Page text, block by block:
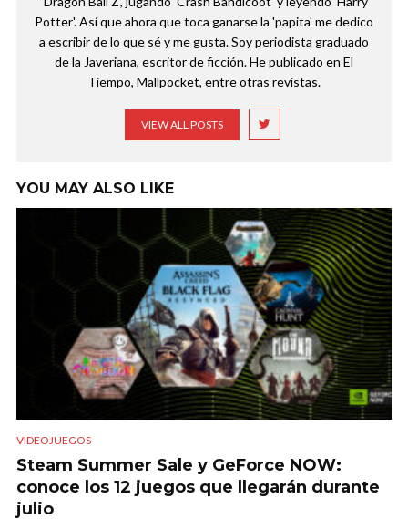
Potter'. Así que ahora que toca ganarse la 'papita' me dedico
a escribir de lo que sé y me gusta. Soy periodista graduado
de la Javeriana, escritor de ficción. He publicado en El
Tiempo, Mallpocket, entre otras revistas.
VIEW ALL POSTS
YOU MAY ALSO LIKE
VIDEOJUEGOS
Steam Summer Sale y GeForce NOW:
conoce los 12 juegos que llegarán durante
julio